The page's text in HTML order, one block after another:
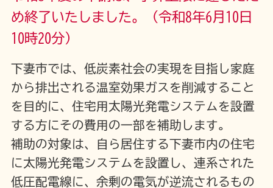
め終了いたしました。（令和8年6月10日
10時20分)
下妻市では、低炭素社会の実現を目指し家庭
から排出される温室効果ガスを削減すること
を目的に、住宅用太陽光発電システムを設置
する方にその費用の一部を補助します。
補助の対象は、自ら居住する下妻市内の住宅
に太陽光発電システムを設置し、連系された
低圧配電線に、余剰の電気が逆流されるもの